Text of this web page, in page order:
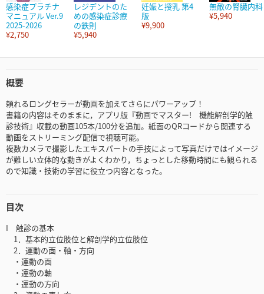
感染症プラチナ
マニュアル Ver.9
2025-2026
¥2,750
レジデントのた
めの感染症診療
の鉄則
¥5,940
妊娠と授乳 第4
版
¥9,900
無敵の腎臓内科
¥5,940
概要
頼れるロングセラーが動画を加えてさらにパワーアップ！
書籍の内容はそのままに，アプリ版『動画でマスター! 機能解剖学的触
診技術』収載の動画105本/100分を追加。紙面のQRコードから関連する
動画をストリーミング配信で視聴可能。
複数カメラで撮影したエキスパートの手技によって写真だけではイメージ
が難しい立体的な動きがよくわかり，ちょっとした移動時間にも観られる
ので知識・技術の学習に役立つ内容となった。
目次
I 触診の基本
1．基本的立位肢位と解剖学的立位肢位
2．運動の面・軸・方向
・運動の面
・運動の軸
・運動の方向